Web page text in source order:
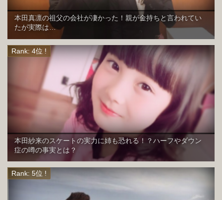
本田真凛の祖父の会社が凄かった！親が金持ちと言われてい
たが実際は…
本田紗来のスケートの実力に姉も恐れる！？ハーフやダウン
症の噂の事実とは？